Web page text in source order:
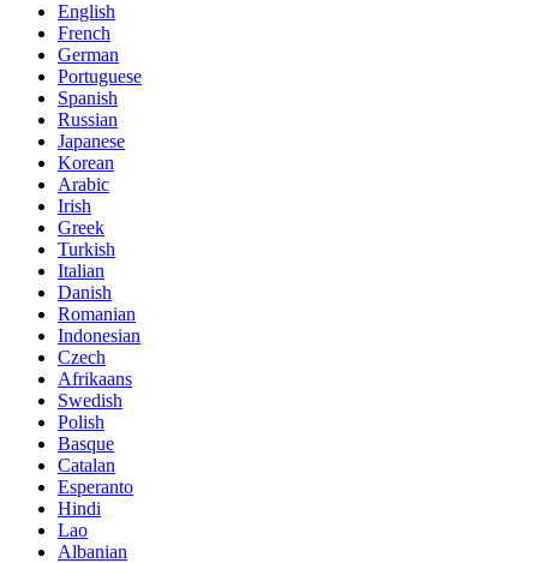
English
French
German
Portuguese
Spanish
Russian
Japanese
Korean
Arabic
Irish
Greek
Turkish
Italian
Danish
Romanian
Indonesian
Czech
Afrikaans
Swedish
Polish
Basque
Catalan
Esperanto
Hindi
Lao
Albanian